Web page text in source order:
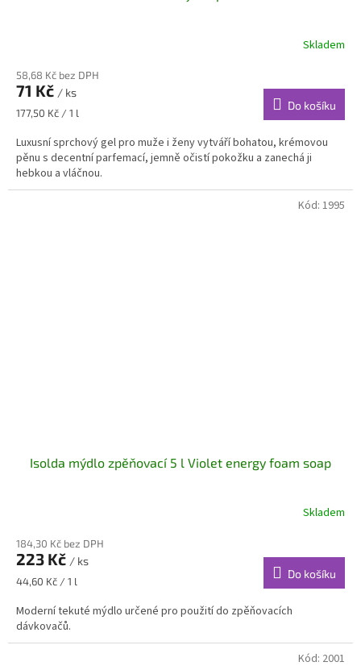
Skladem
58,68 Kč bez DPH
71 Kč / ks
Měrná
177,50 Kč / 1 l
Do košíku
Luxusní sprchový gel pro muže i ženy vytváří bohatou, krémovou
pěnu s decentní parfemací, jemně očistí pokožku a zanechá ji
hebkou a vláčnou.
Isolda mýdlo zpěňovací 5 l Violet energy foam soap
Skladem
184,30 Kč bez DPH
223 Kč / ks
Měrná
44,60 Kč / 1 l
Do košíku
Moderní tekuté mýdlo určené pro použití do zpěňovacích
dávkovačů.
Kód: 1995
Kód: 2001